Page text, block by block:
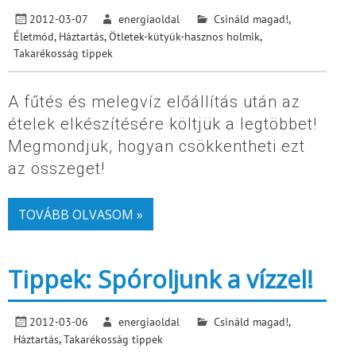
2012-03-07 energiaoldal Csináld magad!,
Életmód, Háztartás,Ötletek-kütyük-hasznos holmik,
Takarékosság tippek
A fűtés és melegvíz előállítás után az
ételek elkészítésére költjük a legtöbbet!
Megmondjuk, hogyan csökkentheti ezt
az összeget!
TOVÁBB OLVASOM »
Tippek: Spóroljunk a vízzel!
2012-03-06 energiaoldal Csináld magad!,
Háztartás,Takarékosság tippek